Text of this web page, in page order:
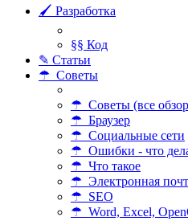
🖌 Разработка
§§ Код
✎ Статьи
☂ Советы
☂ Советы (все
☂ Браузер
☂ Социальные сети
☂ Ошибки - что
☂ Что такое
☂ Электронная
☂ SEO
☂ Word, Excel,